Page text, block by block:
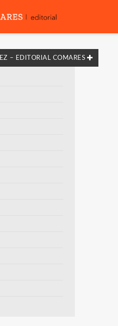
– EDITORIAL COMARES